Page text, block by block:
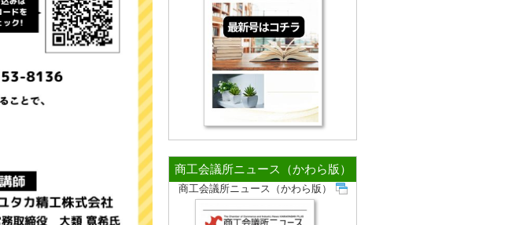
商工会議所ニュース（かわら版）
商工会議所ニュース（かわら版）